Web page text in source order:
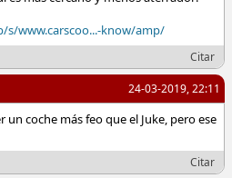
www.carscoo...-know/amp/
Citar
24-03-2019, 22:11
un coche más feo que el Juke, pero ese
Citar